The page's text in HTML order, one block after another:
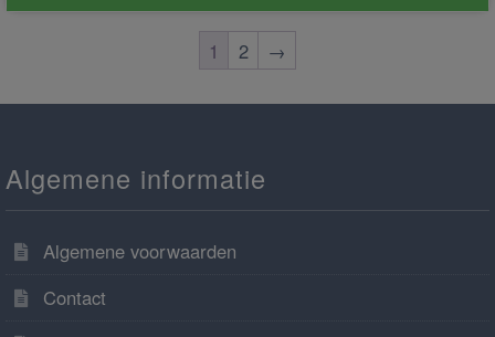
1 2 →
Algemene informatie
Algemene voorwaarden
Contact